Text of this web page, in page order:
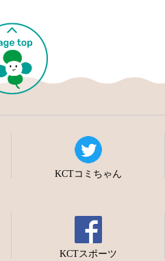
KCTコミちゃん
KCTスポーツ